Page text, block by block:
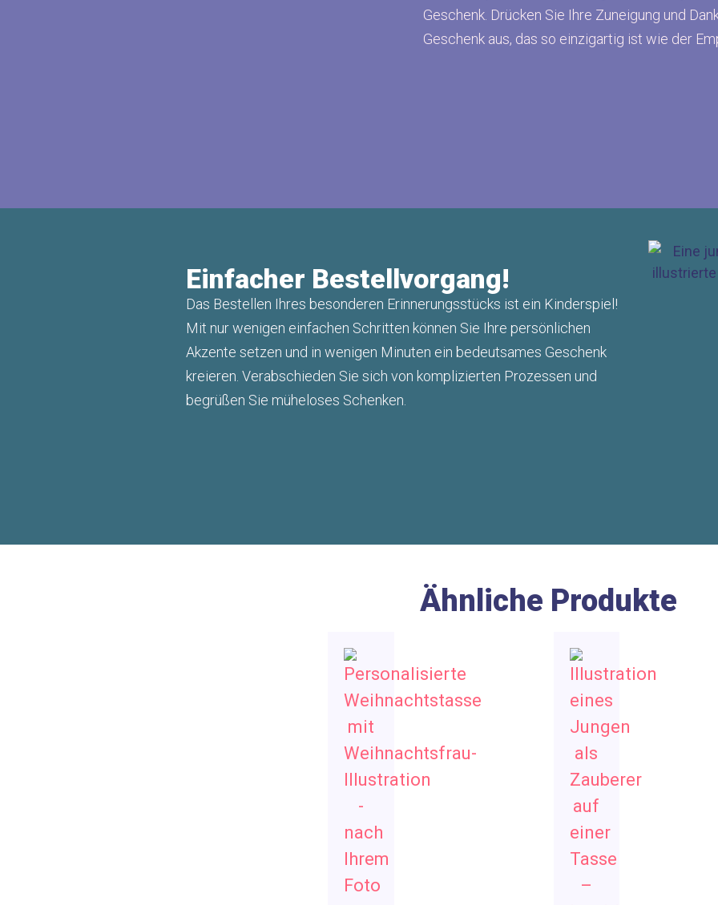
Geschenk. Drücken Sie Ihre Zuneigung und
Geschenk aus, das so einzigartig ist wie der
Einfacher Bestellvorgang!
Das Bestellen Ihres besonderen Erinnerungsstücks ist ein Kinderspiel!
Mit nur wenigen einfachen Schritten können Sie Ihre persönlichen
Akzente setzen und in wenigen Minuten ein bedeutsames Geschenk
kreieren. Verabschieden Sie sich von komplizierten Prozessen und
begrüßen Sie müheloses Schenken.
Ähnliche Produkte